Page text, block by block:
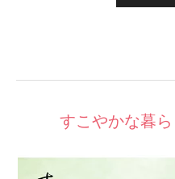
すこやかな暮